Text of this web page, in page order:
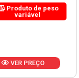
Produto de peso
variável
VER PREÇO